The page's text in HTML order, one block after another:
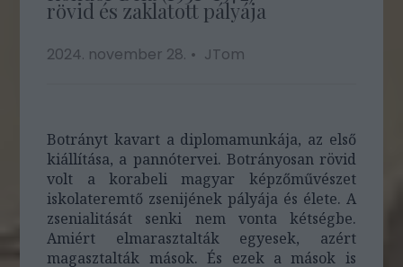
rövid és zaklatott pályája
2024. november 28. JTom
Botrányt kavart a diplomamunkája, az első
kiállítása, a pannótervei. Botrányosan rövid
volt a korabeli magyar képzőművészet
iskolateremtő zsenijének pályája és élete. A
zsenialitását senki nem vonta kétségbe.
Amiért elmarasztalták egyesek, azért
magasztalták mások. És ezek a mások is